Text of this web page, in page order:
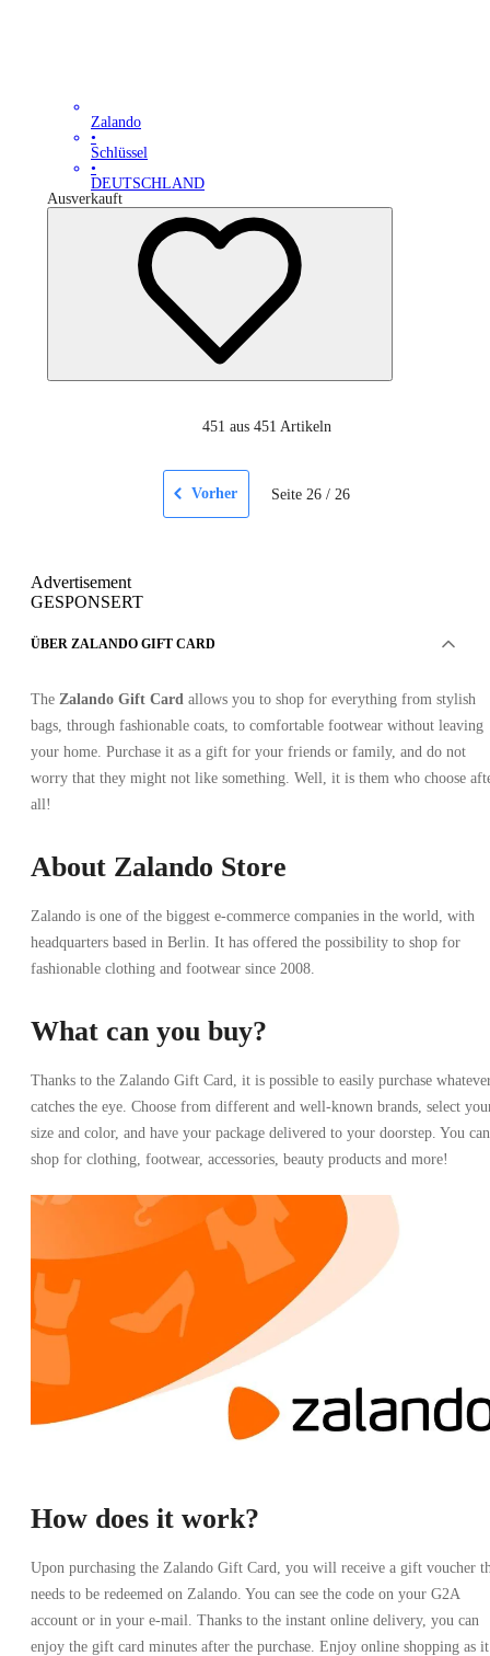
Zalando
•
Schlüssel
•
DEUTSCHLAND
Ausverkauft
451 aus 451 Artikeln
Vorher Seite 26/ 26
Advertisement
GESPONSERT
ÜBER ZALANDO GIFT CARD
The Zalando Gift Card allows you to shop for everything from stylish
bags, through fashionable coats, to comfortable footwear without leaving
your home. Purchase it as a gift for your friends or family, and do not
worry that they might not like something. Well, it is them who choose
all!
About Zalando Store
Zalando is one of the biggest e-commerce companies in the world, with
headquarters based in Berlin. It has offered the possibility to shop for
fashionable clothing and footwear since 2008.
What can you buy?
Thanks to the Zalando Gift Card, it is possible to easily purchase
catches the eye. Choose from different and well-known brands, select
size and color, and have your package delivered to your doorstep. You can
shop for clothing, footwear, accessories, beauty products and more!
How does it work?
Upon purchasing the Zalando Gift Card, you will receive a gift voucher
needs to be redeemed on Zalando. You can see the code on your G2A
account or in your e-mail. Thanks to the instant online delivery, you can
enjoy the gift card minutes after the purchase. Enjoy online shopping as it